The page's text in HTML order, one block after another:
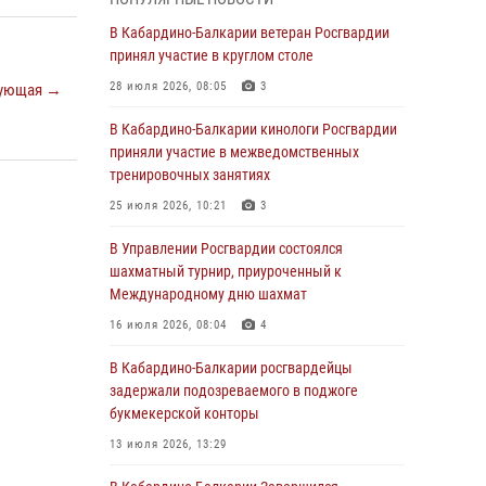
→
В Росгвардии вспоминают российских
воинов, погибших в Первой мировой войне
Директор Росгвардии Герой России генерал
армии Виктор Золотов поздравил
специалистов подразделений тыла с
01 августа 2026, 00:10
Росгвардия обеспечивает безопасность
граждан на южном направлении
Состоялась рабочая встреча директора
Росгвардии Героя России генерала армии
Российской Федерации в Северо-Кавказском
В Кабардино-Балкарии ветеран Росгвардии
принял участие в круглом столе
28 июля 2026, 08:05 3
В Кабардино-Балкарии кинологи Росгвардии
приняли участие в межведомственных
тренировочных занятиях
25 июля 2026, 10:21 3
В Управлении Росгвардии состоялся
шахматный турнир, приуроченный к
Международному дню шахмат
16 июля 2026, 08:04 4
В Кабардино-Балкарии росгвардейцы
задержали подозреваемого в поджоге
букмекерской конторы
13 июля 2026, 13:29